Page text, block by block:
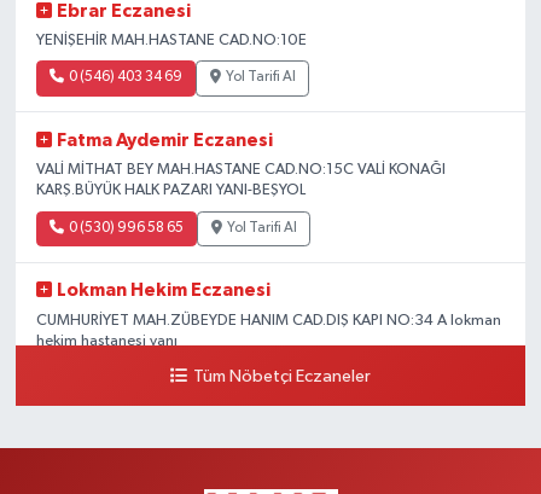
Ebrar Eczanesi
YENİŞEHİR MAH.HASTANE CAD.NO:10E
0 (546) 403 34 69 Yol Tarifi Al
Fatma Aydemir Eczanesi
VALİ MİTHAT BEY MAH.HASTANE CAD.NO:15C VALİ KONAĞI
KARŞ.BÜYÜK HALK PAZARI YANI-BEŞYOL
0 (530) 996 58 65 Yol Tarifi Al
Lokman Hekim Eczanesi
CUMHURİYET MAH.ZÜBEYDE HANIM CAD.DIŞ KAPI NO:34 A lokman
hekim hastanesi yanı
0 (432) 503 93 23 Yol Tarifi Al
Tüm Nöbetçi Eczaneler